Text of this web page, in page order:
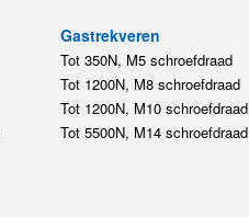
Gastrekveren
Tot 350N, M5 schroefdraad
Tot 1200N, M8 schroefdraad
Tot 1200N, M10 schroefdraad
Tot 5500N, M14 schroefdraad